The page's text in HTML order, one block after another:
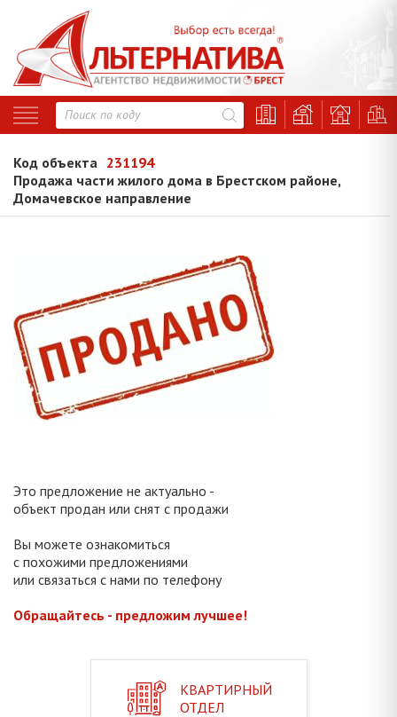
Код объекта 231194
Продажа части жилого дома в Брестском районе,
Домачевское направление
Это предложение не актуально -
объект продан или снят с продажи
Вы можете ознакомиться
с похожими предложениями
или связаться с нами по телефону
Обращайтесь - предложим лучшее!
КВАРТИРНЫЙ
ОТДЕЛ